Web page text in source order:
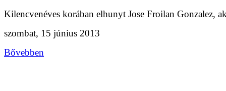
Kilencvenéves korában elhunyt Jose Froilan Gonzalez,
szombat, 15 június 2013
Bővebben